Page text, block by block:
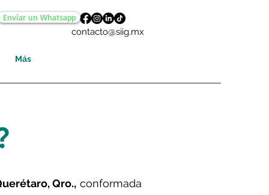
Más
contacto@siig.mx
Envíar un Whatsapp
Qro., conformada